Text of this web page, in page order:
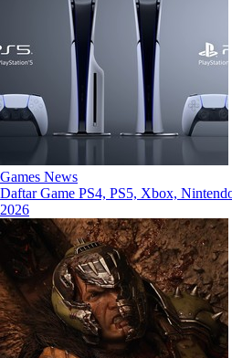
Games News
Daftar Game PS4, PS5, Xbox,
2026